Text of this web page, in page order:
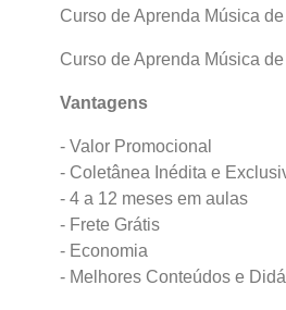
Curso de Aprenda Música
Curso de Aprenda Música
Vantagens
- Valor Promocional
- Coletânea Inédita e
- 4 a 12 meses em aulas
- Frete Grátis
- Economia
- Melhores Conteúdos e